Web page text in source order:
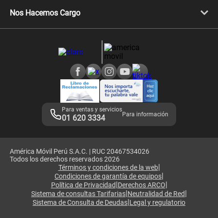
Celulares Motorola
Llamada por llamada
Comprobantes electrónicos
Consulta de IMEI
Nos Hacemos Cargo
Consulta de reclamos
Adquirientes iPhone 6, 6S y SE
Mensaje de Seguridad
Términos y Condiciones de Tienda Claro
Libro de Reclamaciones
Legales de marketplace
Para ventas y servicios
01 620 3334 Para información
América Móvil Perú S.A.C. | RUC 20467534026
Todos los derechos reservados 2026
Términos y condiciones de la web|
Condiciones de garantía de equipos|
Política de Privacidad|Derechos ARCO|
Sistema de consultas Tarifarias|Neutralidad de Red|
Sistema de Consulta de Deudas|Legal y regulatorio